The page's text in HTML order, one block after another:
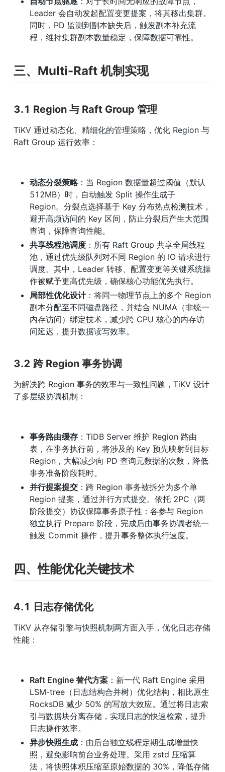
Leader 会自动发起配置变更提案，将其移出集群。
同时，PD 监测到副本缺失后，触发副本补充流
程，维持集群副本数量稳定，保障数据可靠性。
三、Multi-Raft 机制实现
3.1 Region 与 Raft Group 管理
TiKV 通过动态化、精细化的管理策略，优化 Region 与
Raft Group 运行效率：
动态分裂策略：当 Region 数据量超过阈值（默认
512MB）时，自动触发 Split 操作生成子
Region。分裂点选择基于 Key 分布热点检测技术，
避开高频访问的 Key 区间，防止分裂后产生大范围
查询，保障查询性能。
共享线程池调度 ：所有 Raft Group 共享全局线程
池，通过优先级队列对不同 Region 的 IO 请求进行
调度。其中，Leader 转移、配置变更等关键系统操
作被赋予更高优先级，确保核心功能优先执行。
局部性优化设计：将同一物理节点上的多个 Region
副本分配至不同磁盘路径，并结合 NUMA（非统一
内存访问）绑定技术，减少跨 CPU 核心的内存访
问延迟，提升数据读写效率。
3.2 跨 Region 事务协调
为解决跨 Region 事务的效率与一致性问题，TiKV 设计
了多层级协调机制：
事务路由缓存 ：TiDB Server 维护 Region 路由
表，在事务执行前，将涉及的 Key 预先映射到目标
Region，大幅减少向 PD 查询元数据的次数，降低
事务准备阶段耗时。
并行提案提交 ：跨 Region 事务被拆分为多个单
Region 提案，通过并行方式提交。依托 2PC（两
阶段提交）协议保障事务原子性：各参与 Region
独立执行 Prepare 阶段，完成后由事务协调者统一
触发 Commit 操作，提升事务整体执行速度。
四、性能优化关键技术
4.1 日志存储优化
TiKV 从存储引擎与快照机制两方面入手，优化日志存储
性能：
Raft Engine 替代方案 ：新一代 Raft Engine 采用
LSM-tree（日志结构合并树）优化结构，相比原生
RocksDB 减少 50% 的写放大效应。通过将日志索
引与数据块分离存储，实现日志的快速检索，提升
日志操作效率。
异步快照生成 ：由后台独立线程定期生成增量快
照，避免影响前台业务处理。采用 zstd 压缩算
法，将快照体积压缩至原始数据的 30%，降低存储